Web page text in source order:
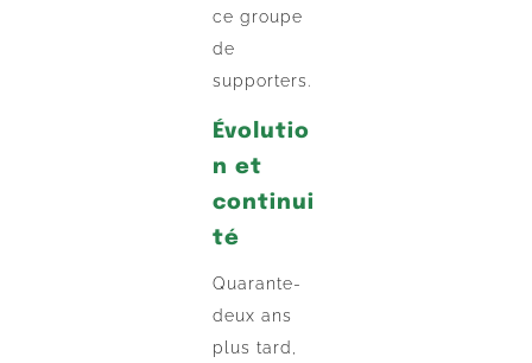
ce groupe
de
supporters.
Évolutio
n et
continui
té
Quarante-
deux ans
plus tard,